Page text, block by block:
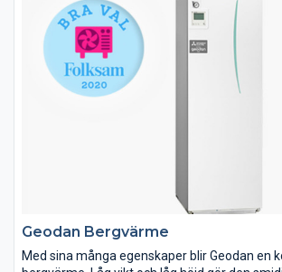
Geodan Bergvärme
Med sina många egenskaper blir Geodan en